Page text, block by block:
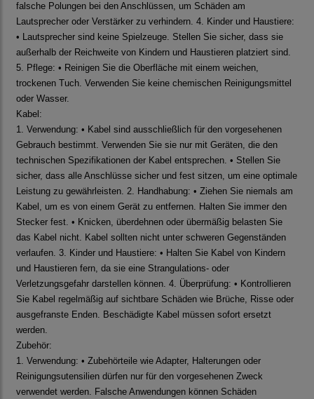
falsche Polungen bei den Anschlüssen, um Schäden am
Lautsprecher oder Verstärker zu verhindern. 4. Kinder und Haustiere:
• Lautsprecher sind keine Spielzeuge. Stellen Sie sicher, dass sie
außerhalb der Reichweite von Kindern und Haustieren platziert sind.
5. Pflege: • Reinigen Sie die Oberfläche mit einem weichen,
trockenen Tuch. Verwenden Sie keine chemischen Reinigungsmittel
oder Wasser.
Kabel:
1. Verwendung: • Kabel sind ausschließlich für den vorgesehenen
Gebrauch bestimmt. Verwenden Sie sie nur mit Geräten, die den
technischen Spezifikationen der Kabel entsprechen. • Stellen Sie
sicher, dass alle Anschlüsse sicher und fest sitzen, um eine optimale
Leistung zu gewährleisten. 2. Handhabung: • Ziehen Sie niemals am
Kabel, um es von einem Gerät zu entfernen. Halten Sie immer den
Stecker fest. • Knicken, überdehnen oder übermäßig belasten Sie
das Kabel nicht. Kabel sollten nicht unter schweren Gegenständen
verlaufen. 3. Kinder und Haustiere: • Halten Sie Kabel von Kindern
und Haustieren fern, da sie eine Strangulations- oder
Verletzungsgefahr darstellen können. 4. Überprüfung: • Kontrollieren
Sie Kabel regelmäßig auf sichtbare Schäden wie Brüche, Risse oder
ausgefranste Enden. Beschädigte Kabel müssen sofort ersetzt
werden.
Zubehör:
1. Verwendung: • Zubehörteile wie Adapter, Halterungen oder
Reinigungsutensilien dürfen nur für den vorgesehenen Zweck
verwendet werden. Falsche Anwendungen können Schäden